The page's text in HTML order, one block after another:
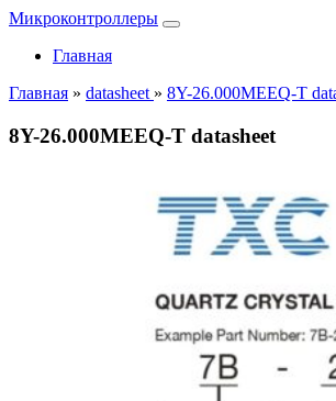
Микроконтроллеры
Главная
Главная » datasheet » 8Y-26.000MEEQ-T
8Y-26.000MEEQ-T datasheet